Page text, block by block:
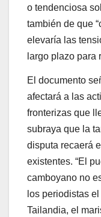
o tendenciosa
también de que
elevaría las
largo plazo para
El documento
afectará a las
fronterizas que
subraya que la
disputa recaerá
existentes. “El
camboyano no
los periodistas
Tailandia, el